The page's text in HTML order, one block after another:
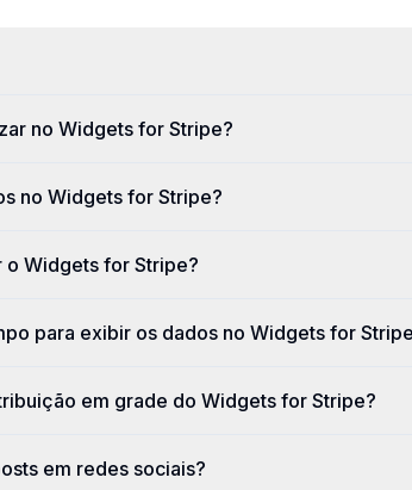
no Widgets for Stripe?
no Widgets for Stripe?
o Widgets for Stripe?
para exibir os dados no Widgets for
em grade do Widgets for Stripe?
em redes sociais?